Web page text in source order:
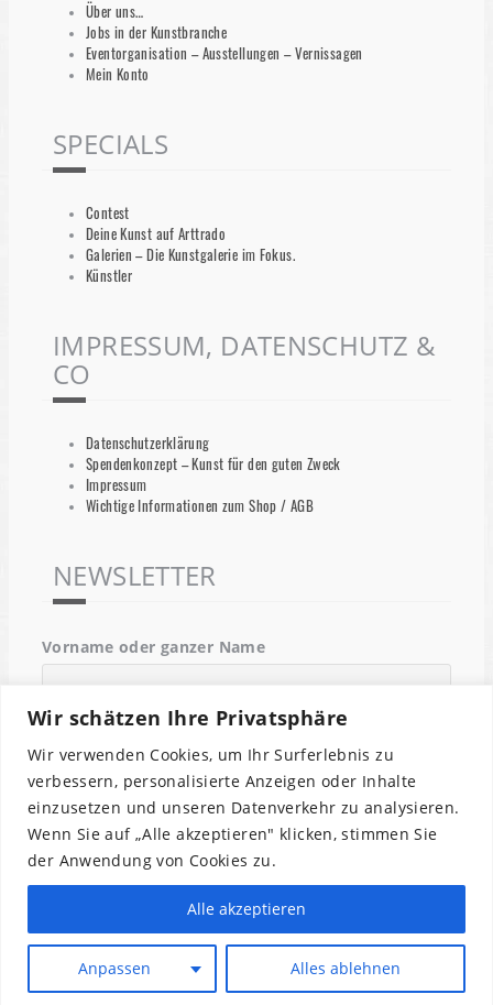
Wir schätzen Ihre Privatsphäre
Wir verwenden Cookies, um Ihr Surferlebnis zu
verbessern, personalisierte Anzeigen oder Inhalte
einzusetzen und unseren Datenverkehr zu analysieren.
Wenn Sie auf „Alle akzeptieren" klicken, stimmen Sie
der Anwendung von Cookies zu.
Anpassen Alles ablehnen
Alle akzeptieren
Über uns…
Jobs in der Kunstbranche
Eventorganisation – Ausstellungen – Vernissagen
Mein Konto
SPECIALS
Contest
Deine Kunst auf Arttrado
Galerien – Die Kunstgalerie im Fokus.
Künstler
IMPRESSUM, DATENSCHUTZ &
CO
Datenschutzerklärung
Spendenkonzept – Kunst für den guten Zweck
Impressum
Wichtige Informationen zum Shop / AGB
NEWSLETTER
Vorname oder ganzer Name
Email
Indem Du fortfährst, akzeptierst Du unsere
Datenschutzerklärung.